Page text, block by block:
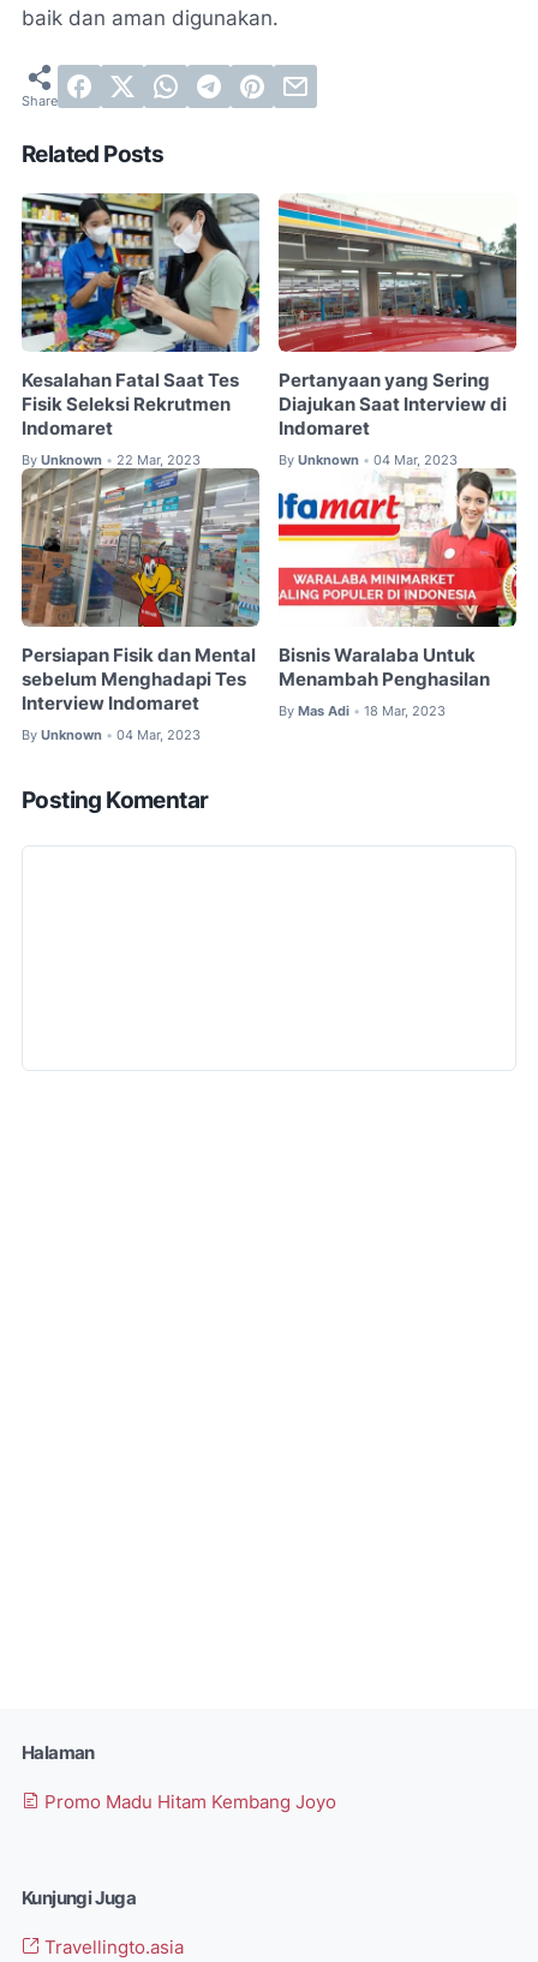
baik dan aman digunakan.
Related Posts
Kesalahan Fatal Saat Tes
Fisik Seleksi Rekrutmen
Indomaret
By Unknown • 22 Mar, 2023
Pertanyaan yang Sering
Diajukan Saat Interview di
Indomaret
By Unknown • 04 Mar, 2023
Persiapan Fisik dan Mental
sebelum Menghadapi Tes
Interview Indomaret
By Unknown • 04 Mar, 2023
Bisnis Waralaba Untuk
Menambah Penghasilan
By Mas Adi • 18 Mar, 2023
Posting Komentar
Halaman
Promo Madu Hitam Kembang Joyo
Kunjungi Juga
Travellingto.asia